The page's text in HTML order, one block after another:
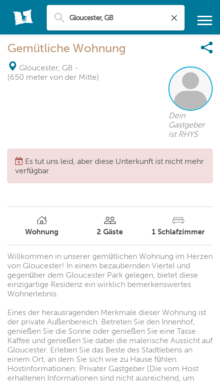
Gemütliche Wohnung
Gloucester, GB -
(650 meter von der Mitte)
Dein
Gastgeber
ist RHYS
Es tut uns leid, aber diese Unterkunft ist nicht mehr
verfügbar
Wohnung 2 Gäste 1 Schlafzimmer
Willkommen in unserer gemütlichen Wohnung im Herzen
von Gloucester! In einem bezaubernden Viertel und
gegenüber dem Gloucester Park gelegen, bietet diese
einzigartige Residenz ein wirklich bemerkenswertes
Wohnerlebnis.
Eines der herausragenden Merkmale dieser Wohnung ist
der private Außenbereich. Betreten Sie den Innenhof,
genießen Sie die Sonne oder genießen Sie eine Tasse
Kaffee und genießen Sie dabei die malerische Aussicht auf
Gloucester. Erleben Sie das Beste des Stadtlebens an
einem Ort, an dem Sie sich wie zu Hause fühlen.
Hostinformationen: Privater Gastgeber (Die vom Host
erhaltenen Informationen sind nicht ausreichend, um